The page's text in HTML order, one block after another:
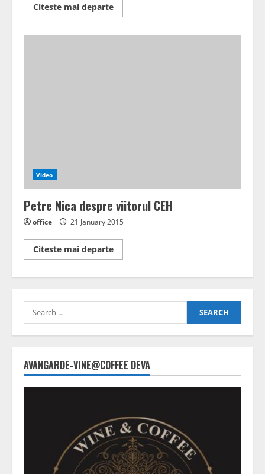
Citeste mai departeRead
more
Video
Petre Nica despre viitorul CEH
office 21 January 2015
Citeste mai departeRead
more
viitorul
Search
for:
AVANGARDE-VINE@COFFEE DEVA